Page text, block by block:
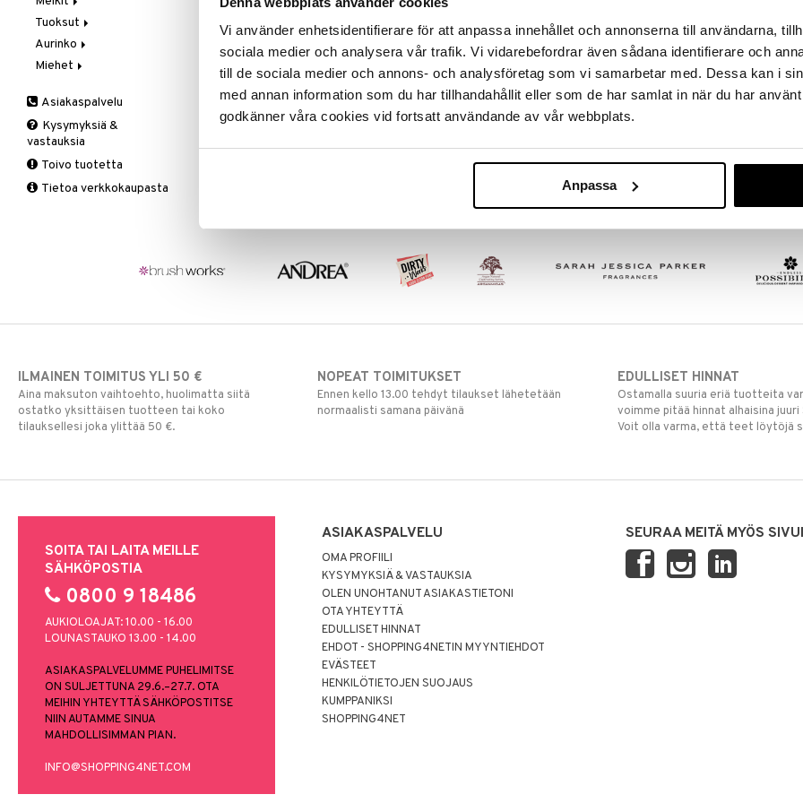
Vi använder enhetsidentifierare för att anpassa innehållet och annonserna till användarna,
sociala medier och analysera vår trafik. Vi vidarebefordrar även sådana identifierare och
till de sociala medier och annons- och analysföretag som vi samarbetar med. Dessa kan i
med annan information som du har tillhandahållit eller som de har samlat in när du har
godkänner våra cookies vid fortsatt användande av vår webbplats.
Anpassa
Vaihe 3: Kosteutus
Kosteudenhoito
Kuorinta ja naamiot
Puhdistus
Silmien/Huulten Hoito
Huulikiilto
Huulipuna
Huultenrajausväri
Luomiväri
Meikkisiveltmit
Peitevoide
Pohjustusvoide
Tuoksut
Aromatics Elixir
Calyx
Clinique Happy For Men
Aurinko
Aurinkosuoja
Miehet
Ironhoito
Kirkastus
Parranajo &
Ihonpuhdistus
Asiakaspalvelu
Kysymyksiä &
vastauksia
Toivo tuotetta
Tietoa verkkokaupasta
ILMAINEN TOIMITUS YLI 50 €
Aina maksuton vaihtoehto, huolimatta siitä
ostatko yksittäisen tuotteen tai koko
tilauksellesi joka ylittää 50 €.
NOPEAT TOIMITUKSET
Ennen kello 13.00 tehdyt tilaukset lähetetään
normaalisti samana päivänä
EDULLISET HINNAT
Ostamalla suuria eriä tuotteita
voimme pitää hinnat alhaisina
Voit olla varma, että teet löytöjä
SOITA TAI LAITA MEILLE
SÄHKÖPOSTIA
0800 9 18486
AUKIOLOAJAT: 10.00 - 16.00
LOUNASTAUKO 13.00 - 14.00
ASIAKASPALVELUMME PUHELIMITSE
ON SULJETTUNA 29.6.–27.7. OTA
MEIHIN YHTEYTTÄ SÄHKÖPOSTITSE
NIIN AUTAMME SINUA
MAHDOLLISIMMAN PIAN.
INFO@SHOPPING4NET.COM
ASIAKASPALVELU
OMA PROFIILI
KYSYMYKSIÄ & VASTAUKSIA
OLEN UNOHTANUT ASIAKASTIETONI
OTA YHTEYTTÄ
EDULLISET HINNAT
EHDOT - SHOPPING4NETIN MYYNTIEHDOT
EVÄSTEET
HENKILÖTIETOJEN SUOJAUS
KUMPPANIKSI
SHOPPING4NET
SEURAA MEITÄ MYÖS